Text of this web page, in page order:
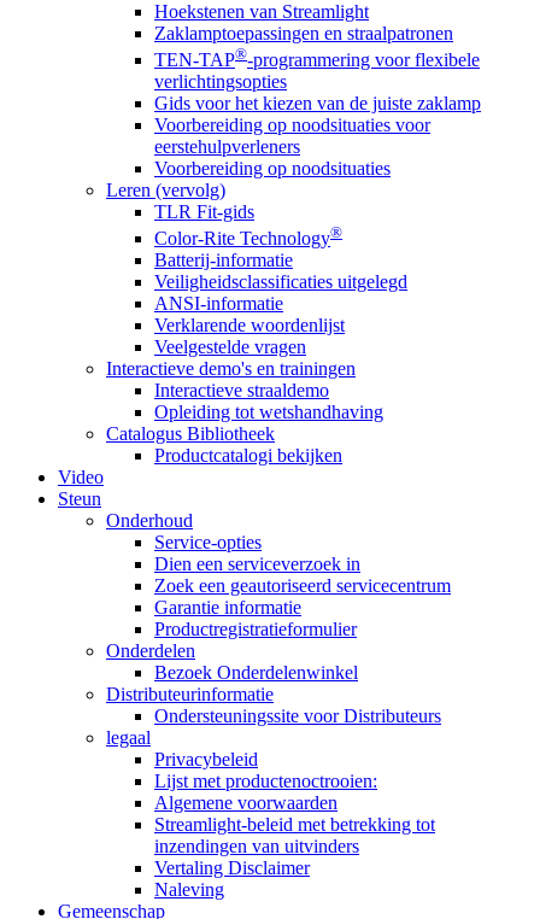
Hoekstenen van Streamlight
Zaklamptoepassingen en straalpatronen
TEN-TAP®-programmering voor flexibele
verlichtingsopties
Gids voor het kiezen van de juiste zaklamp
Voorbereiding op noodsituaties voor
eerstehulpverleners
Voorbereiding op noodsituaties
Leren (vervolg)
TLR Fit-gids
Color-Rite Technology®
Batterij-informatie
Veiligheidsclassificaties uitgelegd
ANSI-informatie
Verklarende woordenlijst
Veelgestelde vragen
Interactieve demo's en trainingen
Interactieve straaldemo
Opleiding tot wetshandhaving
Catalogus Bibliotheek
Productcatalogi bekijken
Video
Steun
Onderhoud
Service-opties
Dien een serviceverzoek in
Zoek een geautoriseerd servicecentrum
Garantie informatie
Productregistratieformulier
Onderdelen
Bezoek Onderdelenwinkel
Distributeurinformatie
Ondersteuningssite voor Distributeurs
legaal
Privacybeleid
Lijst met productenoctrooien:
Algemene voorwaarden
Streamlight-beleid met betrekking tot
inzendingen van uitvinders
Vertaling Disclaimer
Naleving
Gemeenschap